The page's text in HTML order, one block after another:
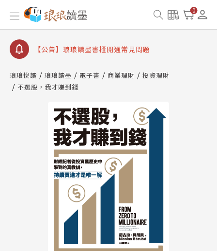
0
【公告】8/10、8/13 行動網路降速演練提醒
【公告】琅琅讀墨數位閱讀資產合併與書櫃開通申請
【公告】琅琅讀墨書櫃開通常見問題
請圖文教學
【公告】琅琅書店服務升級重要說明及資產合併結果
查詢
【公告】8/10、8/13 行動網路降速演練提醒
琅琅悅讀 琅琅讀墨 電子書 商業理財
投資理財
不選股，我才賺到錢